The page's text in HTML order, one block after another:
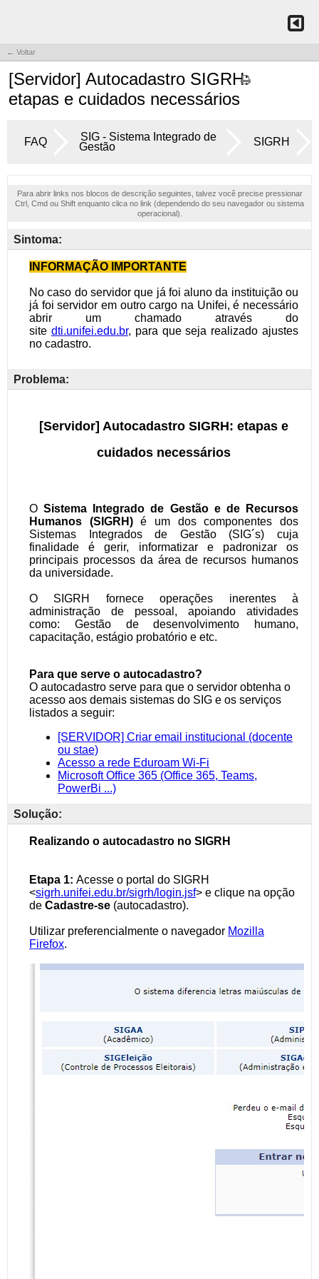
← Voltar
[Servidor] Autocadastro SIGRH:
etapas e cuidados necessários
FAQ
SIG - Sistema Integrado de
Gestão
SIGRH
Para abrir links nos blocos de descrição seguintes, talvez você precise pressionar
Ctrl, Cmd ou Shift enquanto clica no link (dependendo do seu navegador ou sistema
operacional).
Sintoma:
Problema:
Solução: